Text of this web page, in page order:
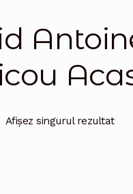
Afișez singurul rezultat